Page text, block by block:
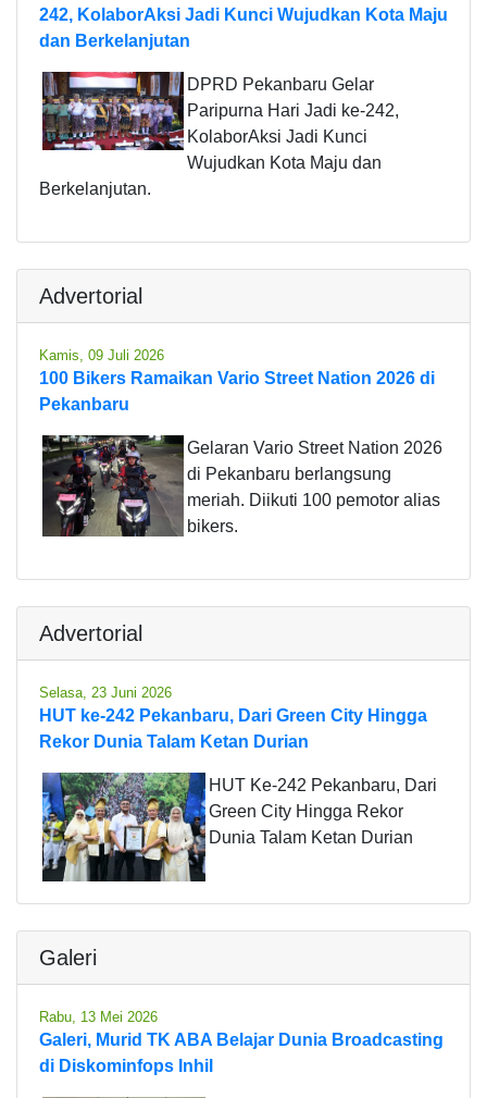
242, KolaborAksi Jadi Kunci Wujudkan Kota Maju
dan Berkelanjutan
DPRD Pekanbaru Gelar
Paripurna Hari Jadi ke-242,
KolaborAksi Jadi Kunci
Wujudkan Kota Maju dan
Berkelanjutan.
Advertorial
Kamis, 09 Juli 2026
100 Bikers Ramaikan Vario Street Nation 2026 di
Pekanbaru
Gelaran Vario Street Nation 2026
di Pekanbaru berlangsung
meriah. Diikuti 100 pemotor alias
bikers.
Advertorial
Selasa, 23 Juni 2026
HUT ke-242 Pekanbaru, Dari Green City Hingga
Rekor Dunia Talam Ketan Durian
HUT Ke-242 Pekanbaru, Dari
Green City Hingga Rekor
Dunia Talam Ketan Durian
Galeri
Rabu, 13 Mei 2026
Galeri, Murid TK ABA Belajar Dunia Broadcasting
di Diskominfops Inhil